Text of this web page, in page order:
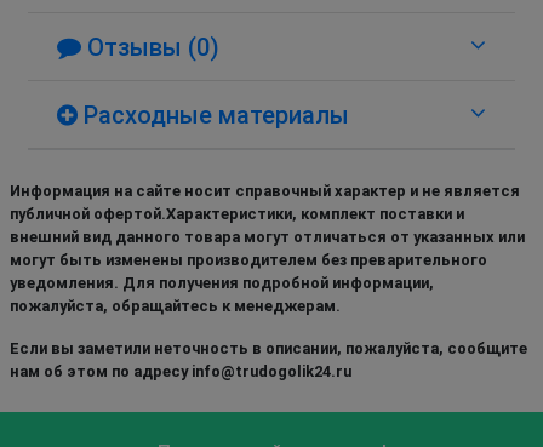
Отзывы (0)
Расходные материалы
Информация на сайте носит справочный характер и не является
публичной офертой.Характеристики, комплект поставки и
внешний вид данного товара могут отличаться от указанных или
могут быть изменены производителем без преварительного
уведомления. Для получения подробной информации,
пожалуйста, обращайтесь к менеджерам.
Если вы заметили неточность в описании, пожалуйста, сообщите
нам об этом по адресу info@trudogolik24.ru